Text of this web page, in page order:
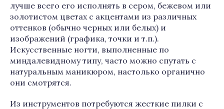
лучше всего его исполнять в сером, бежевом или
золотистом цветах с акцентами из различных
оттенков (обычно черных или белых) и
изображений (графика, точки и т.п.).
Искусственные ногти, выполненные по
миндалевидному типу, часто можно спутать с
натуральным маникюром, настолько органично
они смотрятся.
Из инструментов потребуются жесткие пилки с